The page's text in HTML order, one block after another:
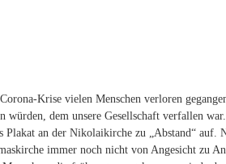
Krise vielen Menschen verloren
würden, dem unsere Gesellschaft verfallen
an der Nikolaikirche zu „Abstand“ auf.
immer noch nicht von Angesicht zu